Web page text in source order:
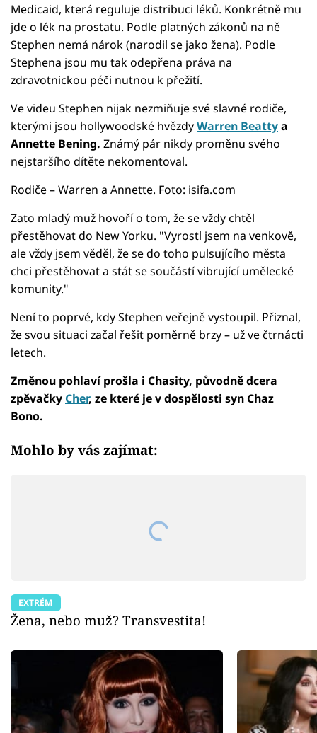
Medicaid, která reguluje distribuci léků. Konkrétně mu
jde o lék na prostatu. Podle platných zákonů na ně
Stephen nemá nárok (narodil se jako žena). Podle
Stephena jsou mu tak odepřena práva na
zdravotnickou péči nutnou k přežití.
Ve videu Stephen nijak nezmiňuje své slavné rodiče,
kterými jsou hollywoodské hvězdyWarren Beattya
Annette Bening. Známý pár nikdy proměnu svého
nejstaršího dítěte nekomentoval.
Rodiče – Warren a Annette. Foto: isifa.com
Zato mladý muž hovoří o tom, že se vždy chtěl
přestěhovat do New Yorku. "Vyrostl jsem na venkově,
ale vždy jsem věděl, že se do toho pulsujícího města
chci přestěhovat a stát se součástí vibrující umělecké
komunity."
Není to poprvé, kdy Stephen veřejně vystoupil. Přiznal,
že svou situaci začal řešit poměrně brzy – už ve čtrnácti
letech.
Změnou pohlaví prošla i Chasity, původně dcera
zpěvačky Cher, ze které je v dospělosti syn Chaz
Bono.
Mohlo by vás zajímat:
EXTRÉM
Žena, nebo muž? Transvestita!